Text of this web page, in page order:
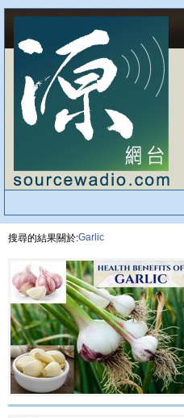
搜尋的結果關於:Garlic